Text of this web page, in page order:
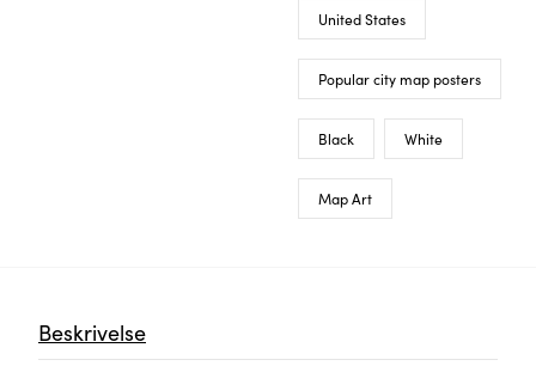
United States
Popular city map posters
Black White
Map Art
Beskrivelse